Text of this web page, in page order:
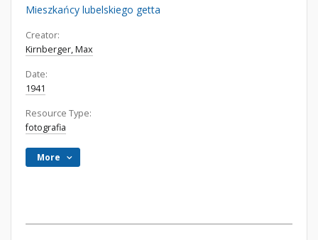
Mieszkańcy lubelskiego getta
Creator:
Kirnberger, Max
Date:
1941
Resource Type:
fotografia
More